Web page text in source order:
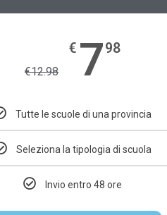
€12.98
€ 798
Tutte le scuole di una provincia
Seleziona la tipologia di scuola
Invio entro 48 ore